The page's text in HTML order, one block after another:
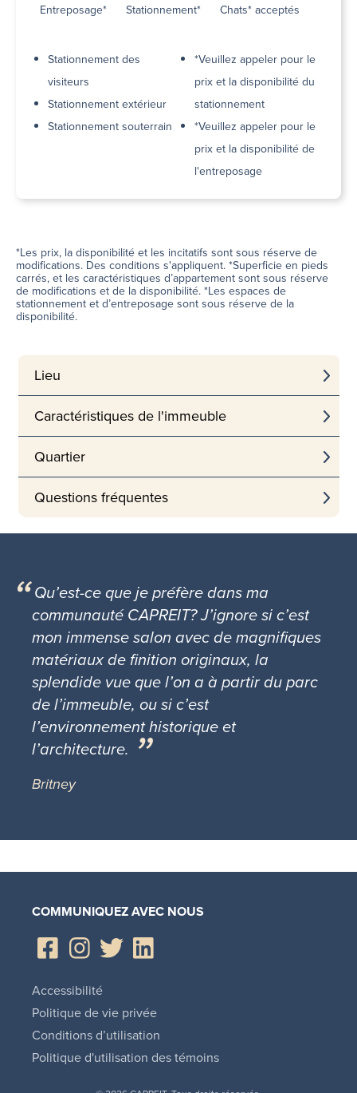
Entreposage* Stationnement* Chats* acceptés
Stationnement des
visiteurs
Stationnement extérieur
Stationnement souterrain
*Veuillez appeler pour le
prix et la disponibilité du
stationnement
*Veuillez appeler pour le
prix et la disponibilité de
l'entreposage
*Les prix, la disponibilité et les incitatifs sont sous réserve de
modifications. Des conditions s'appliquent. *Superficie en pieds
carrés, et les caractéristiques d’appartement sont sous réserve
de modifications et de la disponibilité. *Les espaces de
stationnement et d’entreposage sont sous réserve de la
disponibilité.
Lieu
Caractéristiques de l'immeuble
Quartier
Questions fréquentes
Qu’est-ce que je préfère dans ma
communauté CAPREIT? J’ignore si c’est
mon immense salon avec de magnifiques
matériaux de finition originaux, la
splendide vue que l’on a à partir du parc
de l’immeuble, ou si c’est
l’environnement historique et
l’architecture.
Britney
COMMUNIQUEZ AVEC NOUS
Accessibilité
Politique de vie privée
Conditions d’utilisation
Politique d'utilisation des témoins